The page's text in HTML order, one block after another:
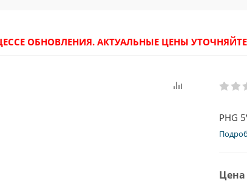
ОБНОВЛЕНИЯ. АКТУАЛЬНЫЕ ЦЕНЫ
PHG
Цена